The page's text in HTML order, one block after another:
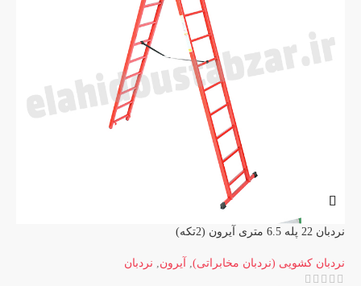
نردبان 22 پله 6.5 متری آیرون (2تکه)
نردبان کشویی (نردبان مخابراتی) آیرون نردبان